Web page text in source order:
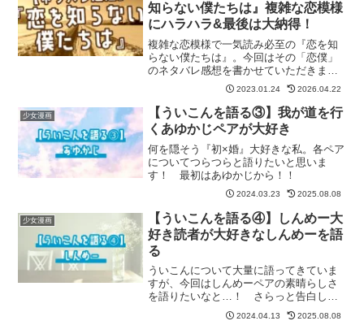
知らない僕たちは』複雑な恋模様
にハラハラ&最後は大納得！
複雑な恋模様で一気読み必至の『恋を知
らない僕たちは』。今回はその「恋僕」
のネタバレ感想を書かせていただきまし
2023.01.24 2026.04.22
少女漫画
【ういこんを語る③】我が道を行
くあゆかじペアが大好き
何を隠そう『初×婚』大好きな私。各ペア
についてつらつらと語りたいと思いま
す！ 最初はあゆかじから！！
2024.03.23 2025.08.08
少女漫画
【ういこんを語る④】しんめー大
好き読者が大好きなしんめーを語
る
ういこんについて大量に語ってきていま
すが、今回はしんめーペアの素晴らしさ
を語りたいなと…！ さらっと告白しま
すが、ペアとしてはしんめー推しです。
2024.04.13 2025.08.08